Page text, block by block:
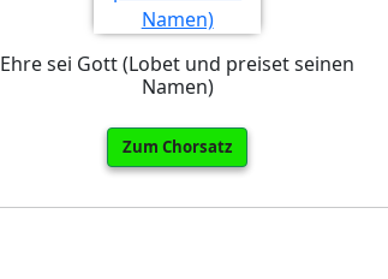
Ehre sei Gott (Lobet und preiset seinen
Namen)
Zum Chorsatz